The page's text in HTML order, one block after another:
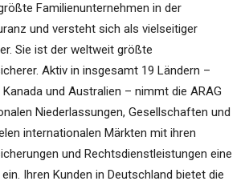
Familienunternehmen in der
und versteht sich als vielseitiger
Sie ist der weltweit größte
Aktiv in insgesamt 19 Ländern –
Kanada und Australien – nimmt die ARAG
Niederlassungen, Gesellschaften und
internationalen Märkten mit ihren
und Rechtsdienstleistungen eine
Ihren Kunden in Deutschland bietet die